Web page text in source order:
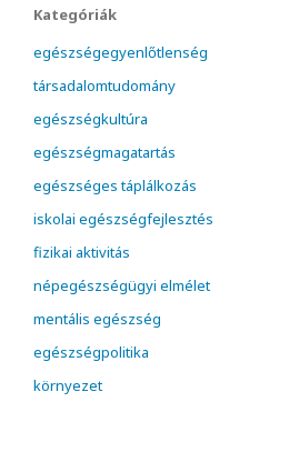
Kategóriák
egészségegyenlőtlenség
társadalomtudomány
egészségkultúra
egészségmagatartás
egészséges táplálkozás
iskolai egészségfejlesztés
fizikai aktivitás
népegészségügyi elmélet
mentális egészség
egészségpolitika
környezet